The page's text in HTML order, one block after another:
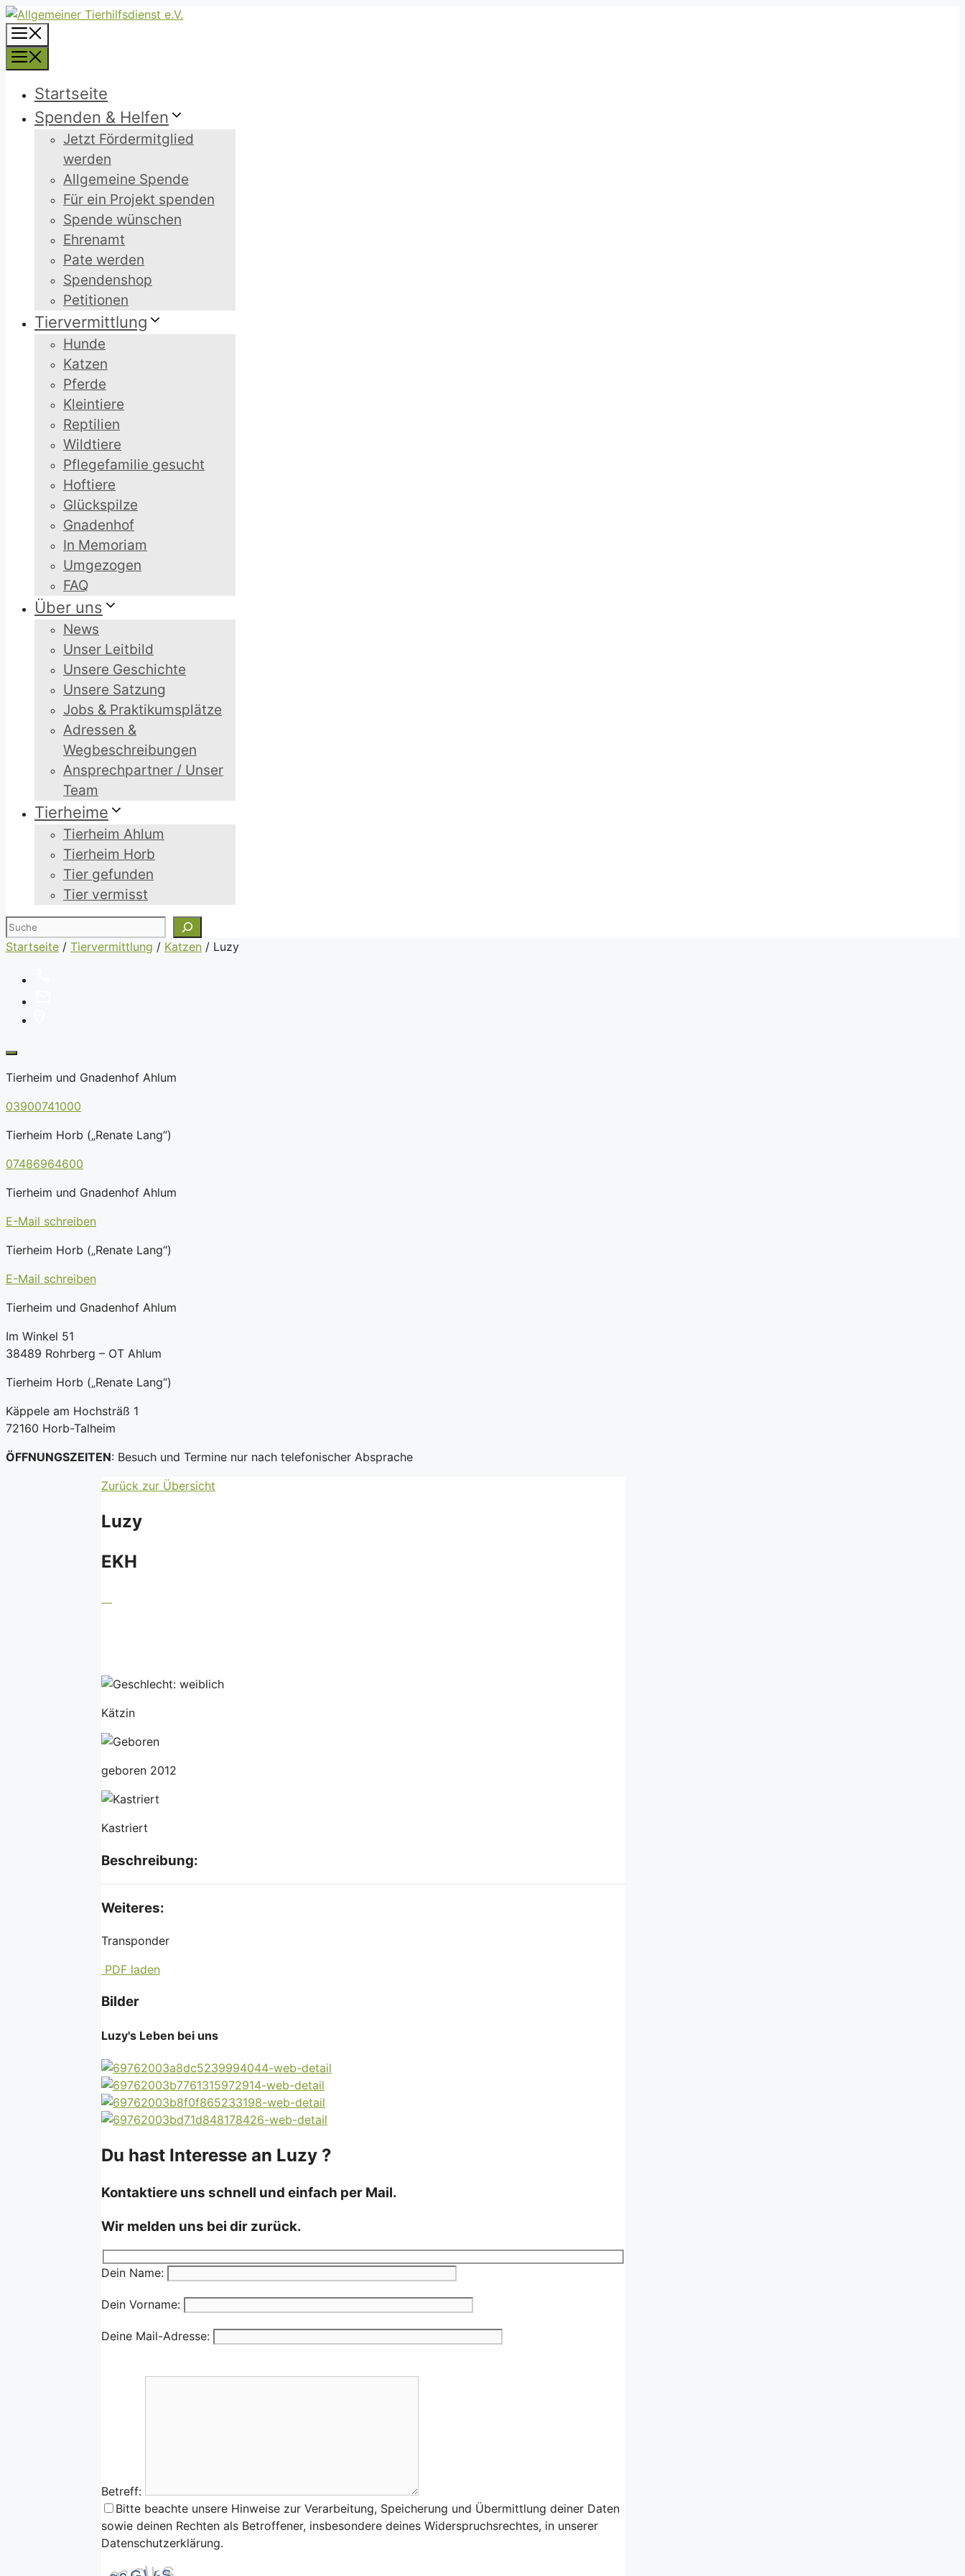
Zum
Inhalt
springen
Startseite
Spenden & Helfen
Jetzt Fördermitglied
werden
Allgemeine Spende
Für ein Projekt spenden
Spende wünschen
Ehrenamt
Pate werden
Spendenshop
Petitionen
Tiervermittlung
Hunde
Katzen
Pferde
Kleintiere
Reptilien
Wildtiere
Pflegefamilie gesucht
Hoftiere
Glückspilze
Gnadenhof
In Memoriam
Umgezogen
FAQ
Über uns
News
Unser Leitbild
Unsere Geschichte
Unsere Satzung
Jobs & Praktikumsplätze
Adressen &
Wegbeschreibungen
Ansprechpartner / Unser
Team
Tierheime
Tierheim Ahlum
Tierheim Horb
Tier gefunden
Tier vermisst
Suchen
Startseite / Tiervermittlung / Katzen / Luzy
Tierheim und Gnadenhof Ahlum
03900741000
Tierheim Horb („Renate Lang“)
07486964600
Tierheim und Gnadenhof Ahlum
E-Mail schreiben
Tierheim Horb („Renate Lang“)
E-Mail schreiben
Tierheim und Gnadenhof Ahlum
Im Winkel 51
38489 Rohrberg – OT Ahlum
Tierheim Horb („Renate Lang“)
Käppele am Hochsträß 1
72160 Horb-Talheim
ÖFFNUNGSZEITEN: Besuch und Termine nur nach telefonischer Absprache
Zurück zur Übersicht
Luzy
EKH
Kätzin
geboren 2012
Kastriert
Beschreibung:
Weiteres:
Transponder
PDF laden
Bilder
Luzy's Leben bei uns
Du hast Interesse an Luzy ?
Kontaktiere uns schnell und einfach per Mail.
Wir melden uns bei dir zurück.
Dein Name:
Dein Vorname:
Deine Mail-Adresse:
Betreff:
Bitte beachte unsere Hinweise zur Verarbeitung, Speicherung und Übermittlung deiner Daten
sowie deinen Rechten als Betroffener, insbesondere deines Widerspruchsrechtes, in unserer
Datenschutzerklärung.